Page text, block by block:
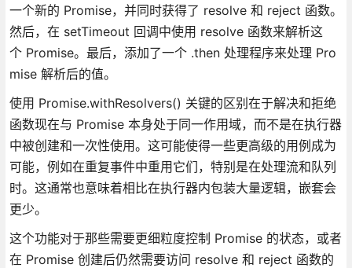
一个新的 Promise，并同时获得了 resolve 和 reject 函数。
然后，在 setTimeout 回调中使用 resolve 函数来解析这
个 Promise。最后，添加了一个 .then 处理程序来处理 Pro
mise 解析后的值。
使用 Promise.withResolvers() 关键的区别在于解决和拒绝
函数现在与 Promise 本身处于同一作用域，而不是在执行器
中被创建和一次性使用。这可能使得一些更高级的用例成为
可能，例如在重复事件中重用它们，特别是在处理流和队列
时。这通常也意味着相比在执行器内包装大量逻辑，嵌套会
更少。
这个功能对于那些需要更细粒度控制 Promise 的状态，或者
在 Promise 创建后仍然需要访问 resolve 和 reject 函数的